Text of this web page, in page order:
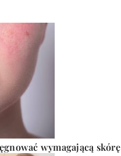
wymagającą skórę